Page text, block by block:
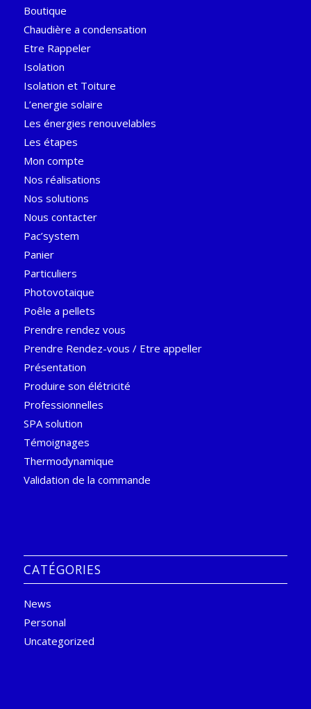
Boutique
Chaudière a condensation
Etre Rappeler
Isolation
Isolation et Toiture
L’energie solaire
Les énergies renouvelables
Les étapes
Mon compte
Nos réalisations
Nos solutions
Nous contacter
Pac’system
Panier
Particuliers
Photovotaique
Poêle a pellets
Prendre rendez vous
Prendre Rendez-vous / Etre appeller
Présentation
Produire son élétricité
Professionnelles
SPA solution
Témoignages
Thermodynamique
Validation de la commande
CATÉGORIES
News
Personal
Uncategorized